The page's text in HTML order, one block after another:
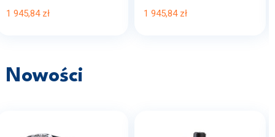
1 945,84 zł
1 945,84 zł
Nowości